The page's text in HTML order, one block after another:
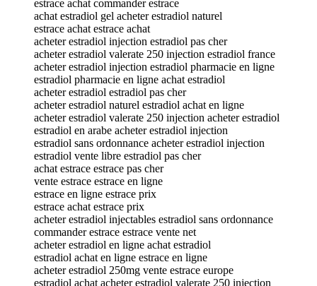
estrace achat commander estrace
achat estradiol gel acheter estradiol naturel
estrace achat estrace achat
acheter estradiol injection estradiol pas cher
acheter estradiol valerate 250 injection estradiol france
acheter estradiol injection estradiol pharmacie en ligne
estradiol pharmacie en ligne achat estradiol
acheter estradiol estradiol pas cher
acheter estradiol naturel estradiol achat en ligne
acheter estradiol valerate 250 injection acheter estradiol
estradiol en arabe acheter estradiol injection
estradiol sans ordonnance acheter estradiol injection
estradiol vente libre estradiol pas cher
achat estrace estrace pas cher
vente estrace estrace en ligne
estrace en ligne estrace prix
estrace achat estrace prix
acheter estradiol injectables estradiol sans ordonnance
commander estrace estrace vente net
acheter estradiol en ligne achat estradiol
estradiol achat en ligne estrace en ligne
acheter estradiol 250mg vente estrace europe
estradiol achat acheter estradiol valerate 250 injection